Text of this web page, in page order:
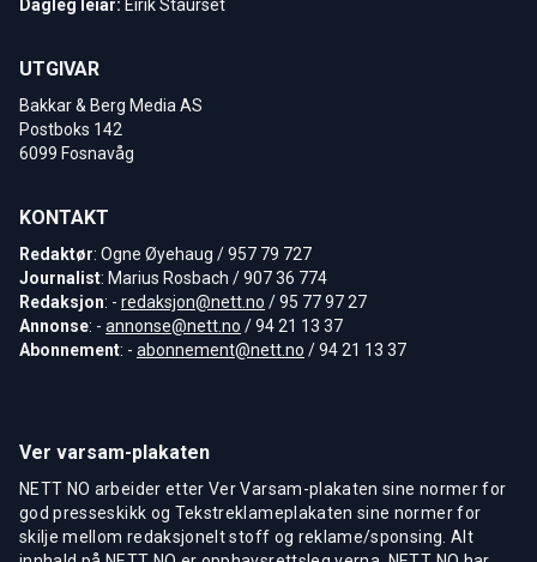
Dagleg leiar: Eirik Staurset
UTGIVAR
Bakkar & Berg Media AS
Postboks 142
6099 Fosnavåg
KONTAKT
Redaktør: Ogne Øyehaug / 957 79 727
Journalist: Marius Rosbach / 907 36 774
Redaksjon: - redaksjon@nett.no / 95 77 97 27
Annonse: - annonse@nett.no / 94 21 13 37
Abonnement: - abonnement@nett.no / 94 21 13 37
Ver varsam-plakaten
NETT NO arbeider etter Ver Varsam-plakaten sine normer for
god presseskikk og Tekstreklameplakaten sine normer for
skilje mellom redaksjonelt stoff og reklame/sponsing. Alt